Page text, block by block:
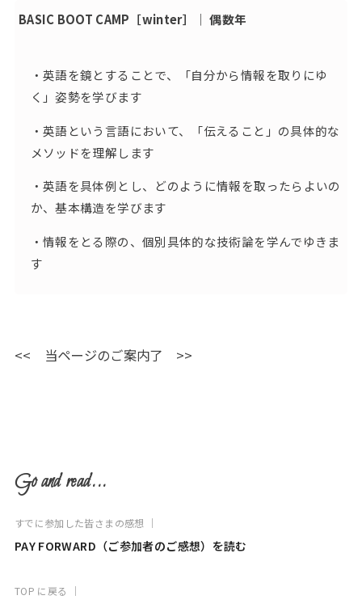
BASIC BOOT CAMP［winter］｜ 偶数年
・英語を鏡とすることで、「自分から情報を取りにゆ
く」姿勢を学びます
・英語という言語において、「伝えること」の具体的な
メソッドを理解します
・英語を具体例とし、どのように情報を取ったらよいの
か、基本構造を学びます
・情報をとる際の、個別具体的な技術論を学んでゆきま
す
<< 当ページのご案内了 >>
Go and read...
すでに参加した皆さまの感想 ｜
PAY FORWARD（ご参加者のご感想）を読む
TOP に戻る ｜